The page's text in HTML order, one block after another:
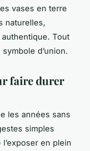
vases en terre
naturelles,
Tout
d’union.
faire durer
les années sans
simples
en plein